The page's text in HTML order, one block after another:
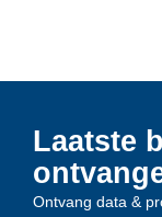
Laatste
Ontvang data &